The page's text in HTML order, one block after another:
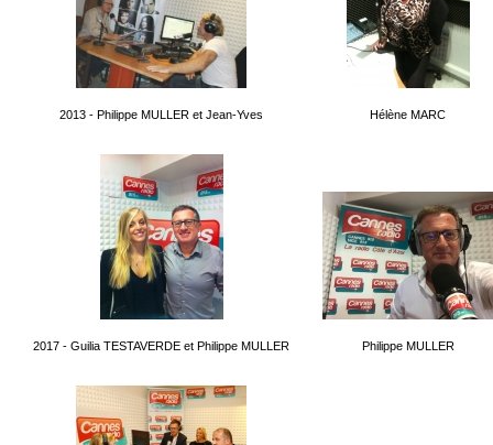
2013 - Philippe MULLER et Jean-Yves Hélène MARC
2017 - Guilia TESTAVERDE et Philippe MULLER Philippe MULLER